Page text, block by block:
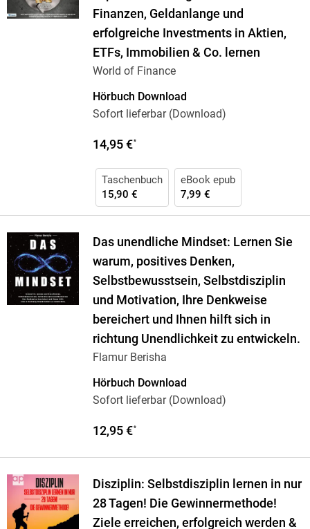
Finanzen, Geldanlange und
erfolgreiche Investments in Aktien,
ETFs, Immobilien & Co. lernen
World of Finance
Hörbuch Download
Sofort lieferbar (Download)
14,95 €*
Taschenbuch
15,90 €
eBook epub
7,99 €
Das unendliche Mindset: Lernen Sie
warum, positives Denken,
Selbstbewusstsein, Selbstdisziplin
und Motivation, Ihre Denkweise
bereichert und Ihnen hilft sich in
richtung Unendlichkeit zu entwickeln.
Flamur Berisha
Hörbuch Download
Sofort lieferbar (Download)
12,95 €*
Disziplin: Selbstdisziplin lernen in nur
28 Tagen! Die Gewinnermethode!
Ziele erreichen, erfolgreich werden &